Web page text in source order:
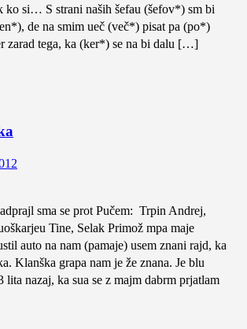
ko si… S strani naših šefau (šefov*) sm bi
de na smim ueč (več*) pisat pa (po*)
zarad tega, ka (ker*) se na bi dalu […]
sma se prot Pučem: Trpin Andrej,
Tine, Selak Primož mpa maje
auto na nam (pamaje) usem znani rajd, ka
Klanška grapa nam je že znana. Je blu
lita nazaj, ka sua se z majm dabrm prjatlam